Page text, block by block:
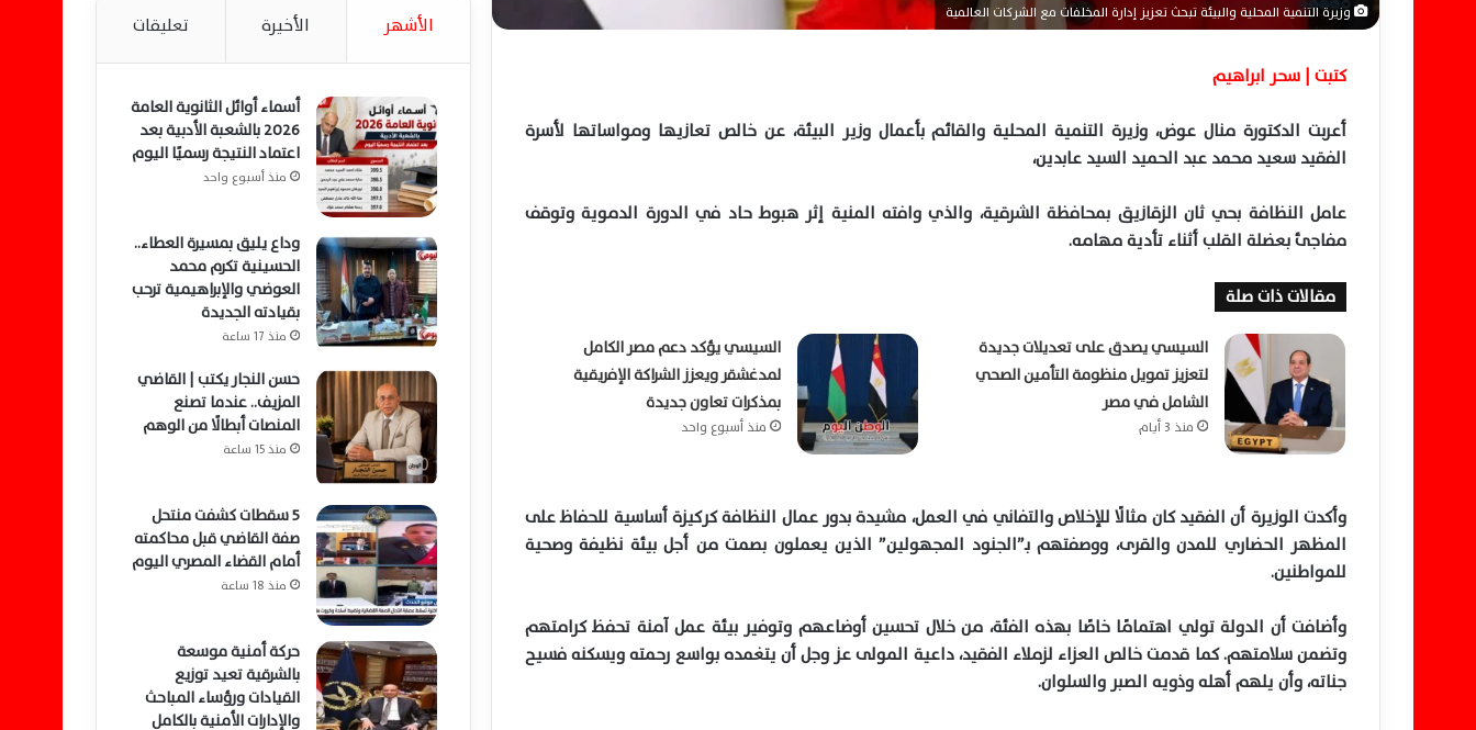
وزيرة التنمية المحلية والبيئة تبحث تعزيز إدارة المخلفات مع الشركات العالمية
كتبت | سحر ابراهيم
أعربت الدكتورة منال عوض، وزيرة التنمية المحلية والقائم بأعمال وزير البيئة، عن خالص تعازيها ومواساتها لأسرة
الفقيد سعيد محمد عبد الحميد السيد عابدين،
عامل النظافة بحي ثان الزقازيق بمحافظة الشرقية، والذي وافته المنية إثر هبوط حاد في الدورة الدموية وتوقف
مفاجئ بعضلة القلب أثناء تأدية مهامه.
مقالات ذات صلة
السيسي يصدق على تعديلات جديدة
لتعزيز تمويل منظومة التأمين الصحي
الشامل في مصر
منذ 3 أيام
السيسي يؤكد دعم مصر الكامل
لمدغشقر ويعزز الشراكة الإفريقية
بمذكرات تعاون جديدة
منذ أسبوع واحد
وأكدت الوزيرة أن الفقيد كان مثالًا للإخلاص والتفاني في العمل، مشيدة بدور عمال النظافة كركيزة أساسية للحفاظ على
المظهر الحضاري للمدن والقرى، ووصفتهم بـ”الجنود المجهولين” الذين يعملون بصمت من أجل بيئة نظيفة وصحية
للمواطنين.
وأضافت أن الدولة تولي اهتمامًا خاصًا بهذه الفئة، من خلال تحسين أوضاعهم وتوفير بيئة عمل آمنة تحفظ كرامتهم
وتضمن سلامتهم. كما قدمت خالص العزاء لزملاء الفقيد، داعية المولى عز وجل أن يتغمده بواسع رحمته ويسكنه فسيح
جناته، وأن يلهم أهله وذويه الصبر والسلوان.
الأشهر الأخيرة تعليقات
أسماء أوائل الثانوية العامة
2026 بالشعبة الأدبية بعد
اعتماد النتيجة رسميًا اليوم
منذ أسبوع واحد
وداع يليق بمسيرة العطاء..
الحسينية تكرم محمد
العوضي والإبراهيمية ترحب
بقيادته الجديدة
منذ 17 ساعة
حسن النجار يكتب | القاضي
المزيف.. عندما تصنع
المنصات أبطالًا من الوهم
منذ 15 ساعة
5 سقطات كشفت منتحل
صفة القاضي قبل محاكمته
أمام القضاء المصري اليوم
منذ 18 ساعة
حركة أمنية موسعة
بالشرقية تعيد توزيع
القيادات ورؤساء المباحث
والإدارات الأمنية بالكامل